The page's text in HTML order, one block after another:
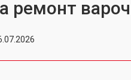
ремонт